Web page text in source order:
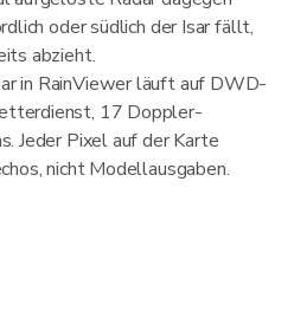
oder südlich der Isar fällt,
abzieht.
in RainViewer läuft auf DWD-
17 Doppler-
Jeder Pixel auf der Karte
nicht Modellausgaben.